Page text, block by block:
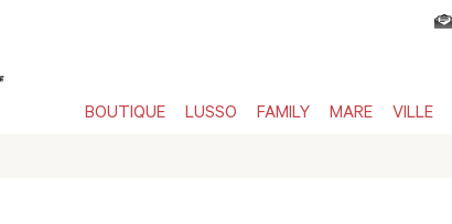
BOUTIQUE LUSSO FAMILY MARE VILLE